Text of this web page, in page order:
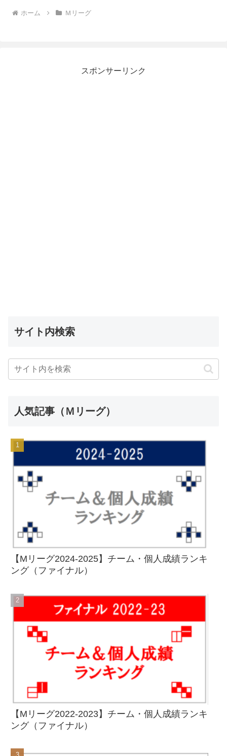
ホーム Ｍリーグ
スポンサーリンク
サイト内検索
人気記事（Ｍリーグ）
【Mリーグ2024-2025】チーム・個人成績ランキ
ング（ファイナル）
【Mリーグ2022-2023】チーム・個人成績ランキ
ング（ファイナル）